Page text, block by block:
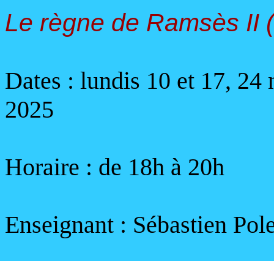
Le règne de Ramsès II
Dates : lundis 10 et 17, 24
2025
Horaire : de 18h à 20h
Enseignant : Sébastien